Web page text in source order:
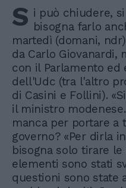
S i può chiudere,
bisogna farlo
martedì (domani,
da Carlo Giovanardi,
con il Parlamento
dell'Udc (tra l'altro
di Casini e Follini).
il ministro
manca per portare a
governo? «Per dirla
bisogna solo tirare
elementi sono stati
questioni sono state